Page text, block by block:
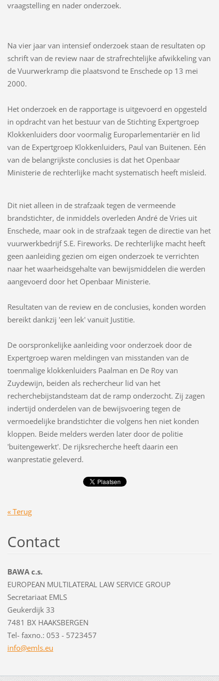
vraagstelling en nader onderzoek.
Na vier jaar van intensief onderzoek staan de resultaten op
schrift van de review naar de strafrechtelijke afwikkeling van
de Vuurwerkramp die plaatsvond te Enschede op 13 mei
2000.
Het onderzoek en de rapportage is uitgevoerd en opgesteld
in opdracht van het bestuur van de Stichting Expertgroep
Klokkenluiders door voormalig Europarlementariër en lid
van de Expertgroep Klokkenluiders, Paul van Buitenen. Eén
van de belangrijkste conclusies is dat het Openbaar
Ministerie de rechterlijke macht systematisch heeft misleid.
Dit niet alleen in de strafzaak tegen de vermeende
brandstichter, de inmiddels overleden André de Vries uit
Enschede, maar ook in de strafzaak tegen de directie van het
vuurwerkbedrijf S.E. Fireworks. De rechterlijke macht heeft
geen aanleiding gezien om eigen onderzoek te verrichten
naar het waarheidsgehalte van bewijsmiddelen die werden
aangevoerd door het Openbaar Ministerie.
Resultaten van de review en de conclusies, konden worden
bereikt dankzij 'een lek' vanuit Justitie.
De oorspronkelijke aanleiding voor onderzoek door de
Expertgroep waren meldingen van misstanden van de
toenmalige klokkenluiders Paalman en De Roy van
Zuydewijn, beiden als rechercheur lid van het
recherchebijstandsteam dat de ramp onderzocht. Zij zagen
indertijd onderdelen van de bewijsvoering tegen de
vermoedelijke brandstichter die volgens hen niet konden
kloppen. Beide melders werden later door de politie
'buitengewerkt'. De rijksrecherche heeft daarin een
wanprestatie geleverd.
« Terug
Contact
BAWA c.s.
EUROPEAN MULTILATERAL LAW SERVICE GROUP
Secretariaat EMLS
Geukerdijk 33
7481 BX HAAKSBERGEN
Tel- faxno.: 053 - 5723457
info@emls.eu